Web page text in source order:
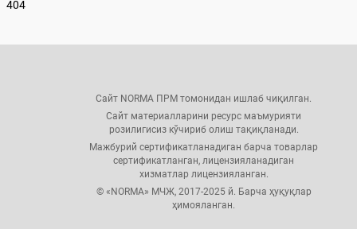
404
Сайт NORMA ПРМ томонидан ишлаб чиқилган.
Сайт материалларини ресурс маъмурияти
розилигисиз кўчириб олиш тақиқланади.
Мажбурий сертификатланадиган барча товарлар
сертификатланган, лицензияланадиган
хизматлар лицензияланган.
© «NORMA» МЧЖ, 2017-2025 й. Барча ҳуқуқлар
ҳимояланган.